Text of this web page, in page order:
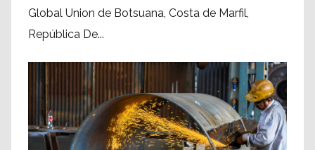
Global Union de Botsuana, Costa de Marfil,
República De...